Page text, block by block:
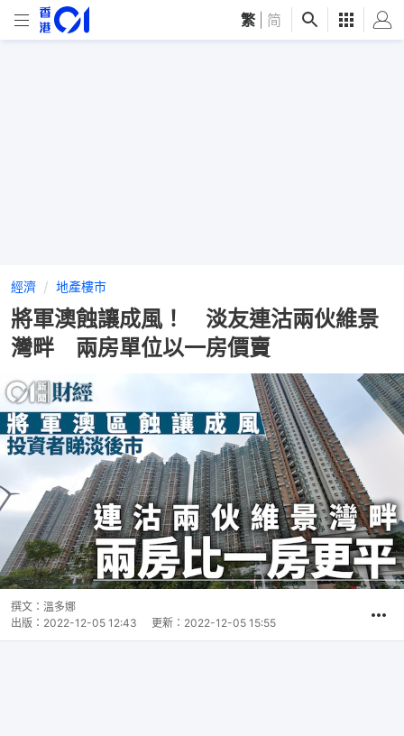
繁 简
經濟 地產樓市
將軍澳蝕讓成風！ 淡友連沽兩伙維景
灣畔 兩房單位以一房價賣
撰文： 溫多娜
出版： 2022-12-05 12:43 更新： 2022-12-05 15:55